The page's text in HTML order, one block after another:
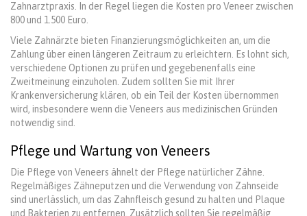
Zahnarztpraxis. In der Regel liegen die Kosten pro Veneer zwischen
800 und 1.500 Euro.
Viele Zahnärzte bieten Finanzierungsmöglichkeiten an, um die
Zahlung über einen längeren Zeitraum zu erleichtern. Es lohnt sich,
verschiedene Optionen zu prüfen und gegebenenfalls eine
Zweitmeinung einzuholen. Zudem sollten Sie mit Ihrer
Krankenversicherung klären, ob ein Teil der Kosten übernommen
wird, insbesondere wenn die Veneers aus medizinischen Gründen
notwendig sind.
Pflege und Wartung von Veneers
Die Pflege von Veneers ähnelt der Pflege natürlicher Zähne.
Regelmäßiges Zähneputzen und die Verwendung von Zahnseide
sind unerlässlich, um das Zahnfleisch gesund zu halten und Plaque
und Bakterien zu entfernen. Zusätzlich sollten Sie regelmäßig